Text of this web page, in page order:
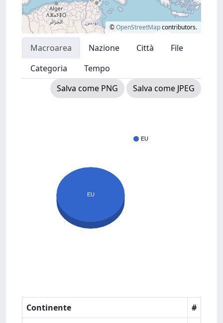
©OpenStreetMapcontributors.
Macroarea Nazione Città
File
Categoria
Tempo
Salva come PNG
Salva come JPEG
EU
EU
Continente
#